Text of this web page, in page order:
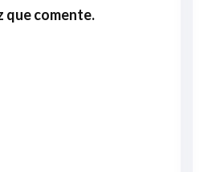
que comente.